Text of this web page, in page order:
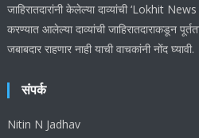
जाहिरातदारांनी केलेल्या दाव्यांची ‘Lokhit News
करण्यात आलेल्या दाव्यांची जाहिरातदाराकडून
जबाबदार राहणार नाही याची वाचकांनी नोंद घ्यावी.
संपर्क
Nitin N Jadhav